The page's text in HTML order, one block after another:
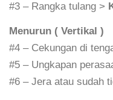
#3 – Rangka tulang >
Menurun ( Vertikal )
#4 – Cekungan di
#5 – Ungkapan
#6 – Jera atau sudah